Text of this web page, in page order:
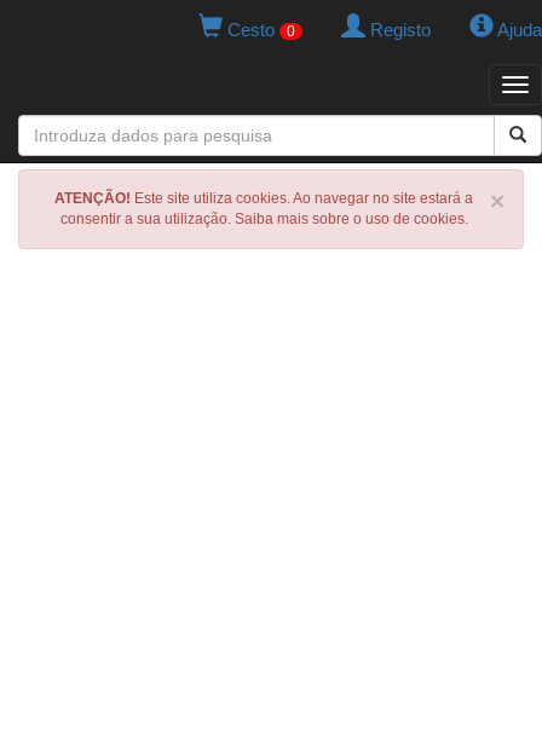
Cesto 0 Registo Ajuda
×
ATENÇÃO! Este site utiliza cookies. Ao navegar no site estará a
consentir a sua utilização. Saiba mais sobre o uso de cookies.